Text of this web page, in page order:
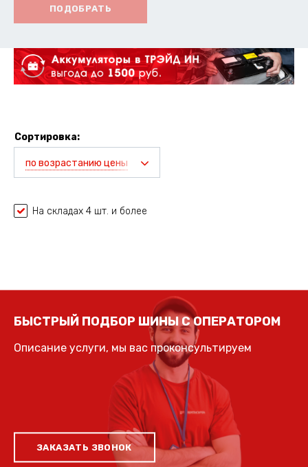
ПОДОБРАТЬ
Сортировка:
по возрастанию цены
На складах 4 шт. и более
БЫСТРЫЙ ПОДБОР ШИНЫ С ОПЕРАТОРОМ
Описание услуги, мы вас проконсультируем
ЗАКАЗАТЬ ЗВОНОК